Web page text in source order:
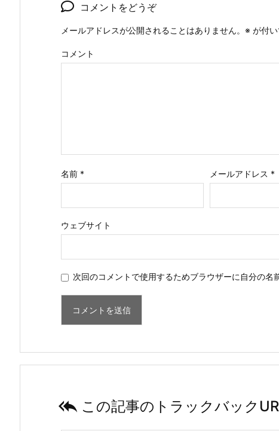
コメントをどうぞ
メールアドレスが公開されることはありません。 ※ が付
コメント
名前 * メールアドレス *
ウェブサイト
次回のコメントで使用するためブラウザーに自分の名
 この記事のトラックバック